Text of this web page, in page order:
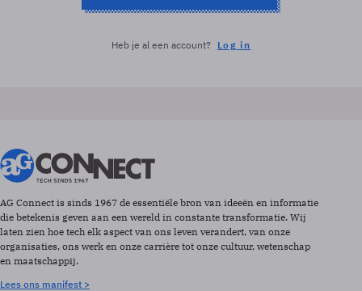
Heb je al een account? Log in
AG Connect is sinds 1967 de essentiële bron van ideeën en informatie
die betekenis geven aan een wereld in constante transformatie. Wij
laten zien hoe tech elk aspect van ons leven verandert, van onze
organisaties, ons werk en onze carrière tot onze cultuur, wetenschap
en maatschappij.
Lees ons manifest >